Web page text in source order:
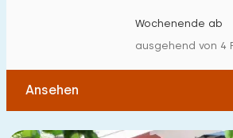
Wochenende ab
ausgehend von 4
Ansehen